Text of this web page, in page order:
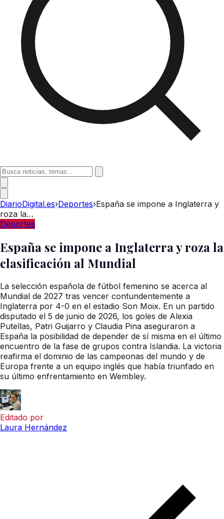
DiarioDigital.es›Deportes›España se impone a Inglaterra y
roza la…
Deportes
España se impone a Inglaterra y roza la
clasificación al Mundial
La selección española de fútbol femenino se acerca al
Mundial de 2027 tras vencer contundentemente a
Inglaterra por 4-0 en el estadio Son Moix. En un partido
disputado el 5 de junio de 2026, los goles de Alexia
Putellas, Patri Guijarro y Claudia Pina aseguraron a
España la posibilidad de depender de sí misma en el último
encuentro de la fase de grupos contra Islandia. La victoria
reafirma el dominio de las campeonas del mundo y de
Europa frente a un equipo inglés que había triunfado en
su último enfrentamiento en Wembley.
Editado por
Laura Hernández